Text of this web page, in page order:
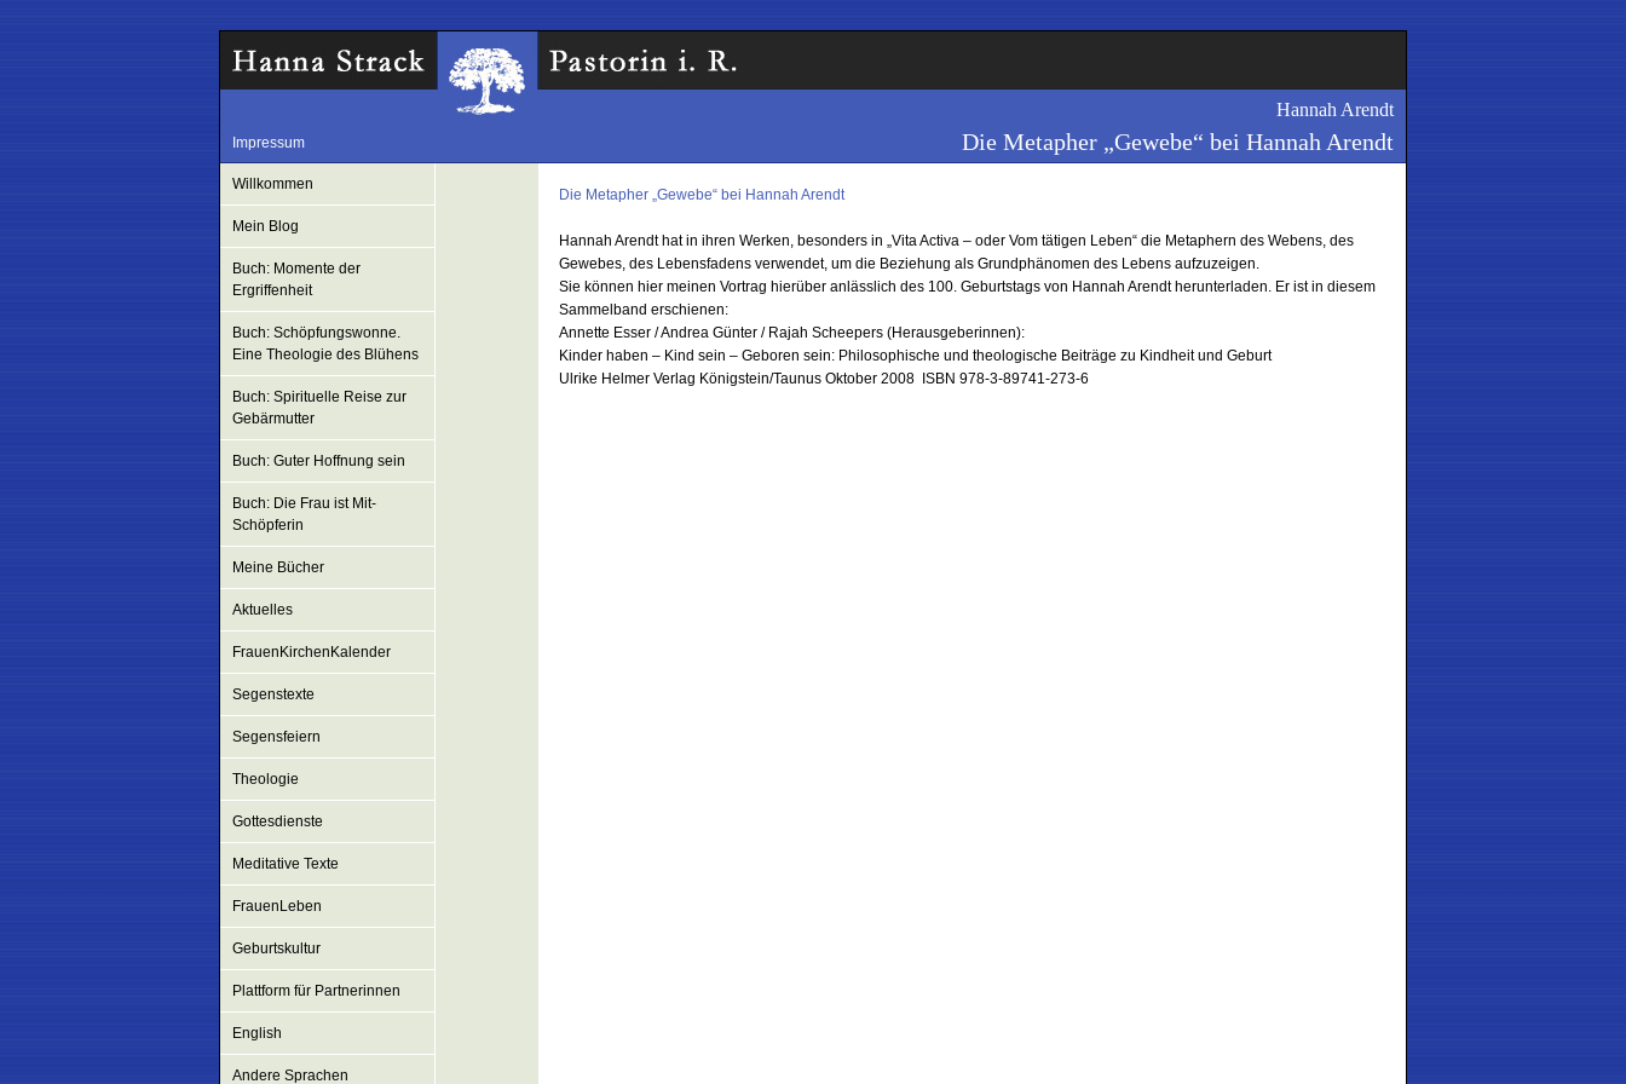
Hannah Arendt
Die Metapher „Gewebe“ bei Hannah Arendt
Impressum
Willkommen
Mein Blog
Buch: Momente der
Ergriffenheit
Buch: Schöpfungswonne.
Eine Theologie des Blühens
Buch: Spirituelle Reise zur
Gebärmutter
Buch: Guter Hoffnung sein
Buch: Die Frau ist Mit-
Schöpferin
Meine Bücher
Aktuelles
FrauenKirchenKalender
Segenstexte
Segensfeiern
Theologie
Gottesdienste
Meditative Texte
FrauenLeben
Geburtskultur
Plattform für Partnerinnen
English
Andere Sprachen
Die Metapher „Gewebe“ bei Hannah Arendt
Hannah Arendt hat in ihren Werken, besonders in „Vita Activa – oder Vom tätigen Leben“ die Metaphern des Webens, des
Gewebes, des Lebensfadens verwendet, um die Beziehung als Grundphänomen des Lebens aufzuzeigen.
Sie können hier meinen Vortrag hierüber anlässlich des 100. Geburtstags von Hannah Arendt herunterladen. Er ist in diesem
Sammelband erschienen:
Annette Esser / Andrea Günter / Rajah Scheepers (Herausgeberinnen):
Kinder haben – Kind sein – Geboren sein: Philosophische und theologische Beiträge zu Kindheit und Geburt
Ulrike Helmer Verlag Königstein/Taunus Oktober 2008 ISBN 978-3-89741-273-6